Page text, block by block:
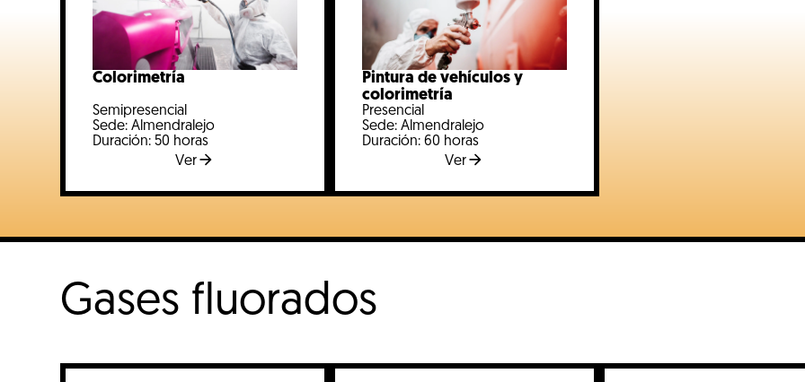
Colorimetría
Semipresencial
Sede: Almendralejo
Duración: 50 horas
Ver
Pintura de vehículos y
colorimetría
Presencial
Sede: Almendralejo
Duración: 60 horas
Ver
Gases fluorados